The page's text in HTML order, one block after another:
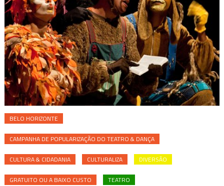
BELO HORIZONTE
CAMPANHA DE POPULARIZAÇÃO DO TEATRO & DANÇA
CULTURA & CIDADANIA CULTURALIZA DIVERSÃO
GRATUITO OU A BAIXO CUSTO TEATRO